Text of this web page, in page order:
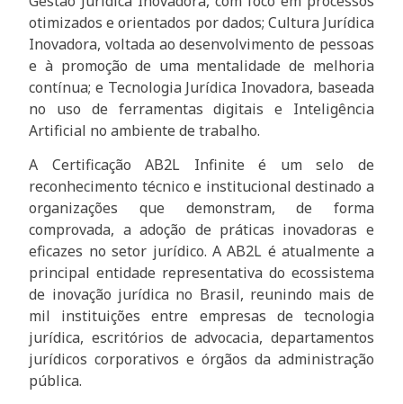
otimizados e orientados por dados; Cultura Jurídica
Inovadora, voltada ao desenvolvimento de pessoas
e à promoção de uma mentalidade de melhoria
contínua; e Tecnologia Jurídica Inovadora, baseada
no uso de ferramentas digitais e Inteligência
Artificial no ambiente de trabalho.
A Certificação AB2L Infinite é um selo de
reconhecimento técnico e institucional destinado a
organizações que demonstram, de forma
comprovada, a adoção de práticas inovadoras e
eficazes no setor jurídico. A AB2L é atualmente a
principal entidade representativa do ecossistema
de inovação jurídica no Brasil, reunindo mais de
mil instituições entre empresas de tecnologia
jurídica, escritórios de advocacia, departamentos
jurídicos corporativos e órgãos da administração
pública.